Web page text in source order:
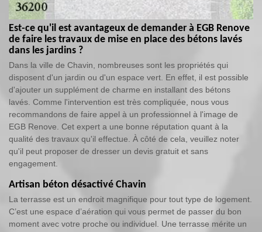
Est-ce qu'il est avantageux de demander à EGB Renove
de faire les travaux de mise en place des bétons lavés
dans les jardins ?
Dans la ville de Chavin, nombreuses sont les propriétés qui
disposent d'un jardin ou d'un espace vert. En effet, il est possible
d'ajouter un supplément de charme en installant des bétons
lavés. Comme l'intervention est très compliquée, nous vous
recommandons de faire appel à un professionnel à l'image de
EGB Renove. Cet expert a une bonne réputation quant à la
qualité des travaux qu'il effectue. À côté de cela, veuillez noter
qu'il peut proposer de dresser un devis gratuit et sans
engagement.
Artisan béton désactivé Chavin
La terrasse est un endroit magnifique pour tout type de logement.
C’est une espace d’aération qui vous permet de passer du bon
moment avec votre proche ou individuel. Une terrasse mérite un